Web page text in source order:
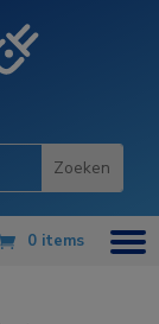
0 items